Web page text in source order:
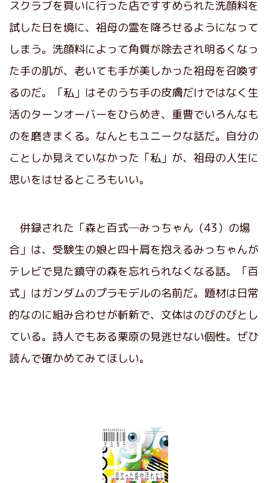
スクラブを買いに行った店ですすめられた洗顔料を
試した日を境に、祖母の霊を降ろせるようになって
しまう。洗顔料によって角質が除去され明るくなっ
た手の肌が、老いても手が美しかった祖母を召喚す
るのだ。「私」はそのうち手の皮膚だけではなく生
活のターンオーバーをひらめき、重曹でいろんなも
のを磨きまくる。なんともユニークな話だ。自分の
ことしか見えていなかった「私」が、祖母の人生に
思いをはせるところもいい。
併録された「森と百式─みっちゃん（43）の場
合」は、受験生の娘と四十肩を抱えるみっちゃんが
テレビで見た鎮守の森を忘れられなくなる話。「百
式」はガンダムのプラモデルの名前だ。題材は日常
的なのに組み合わせが斬新で、文体はのびのびとし
ている。詩人でもある栗原の見逃せない個性。ぜひ
読んで確かめてみてほしい。